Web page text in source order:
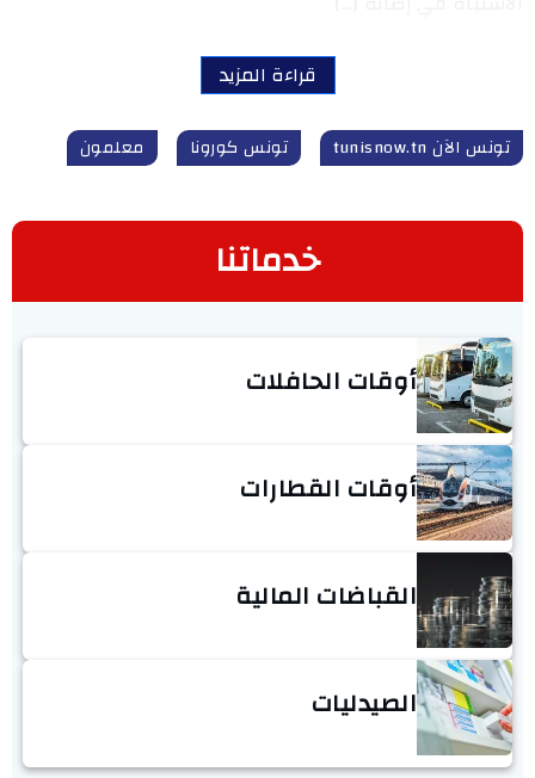
قراءة المزيد
تونس الآن tunisnow.tn تونس كورونا معلمون
خدماتنا
أوقات الحافلات
أوقات القطارات
القباضات المالية
الصيدليات